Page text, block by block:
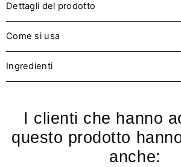
Dettagli del prodotto
Come si usa
Ingredienti
I clienti che hanno
questo prodotto
anche: